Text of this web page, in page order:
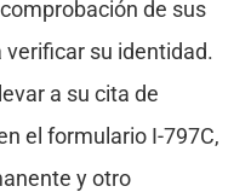
de sus
su identidad.
a su cita de
el formulario I-797C,
y otro